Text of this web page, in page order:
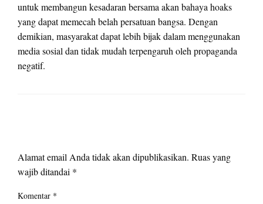
untuk membangun kesadaran bersama akan bahaya hoaks
yang dapat memecah belah persatuan bangsa. Dengan
demikian, masyarakat dapat lebih bijak dalam menggunakan
media sosial dan tidak mudah terpengaruh oleh propaganda
negatif.
Alamat email Anda tidak akan dipublikasikan. Ruas yang
wajib ditandai *
Komentar *